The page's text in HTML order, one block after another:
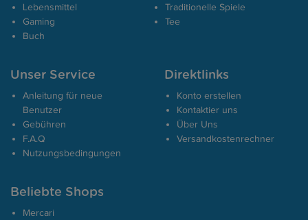
Lebensmittel
Gaming
Buch
Traditionelle Spiele
Tee
Unser Service
Anleitung für neue
Benutzer
Gebühren
F.A.Q
Nutzungsbedingungen
Direktlinks
Konto erstellen
Kontaktier uns
Über Uns
Versandkostenrechner
Beliebte Shops
Mercari